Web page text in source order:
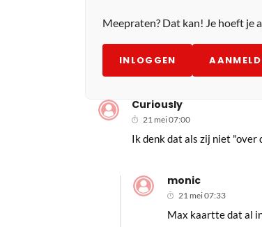
Meepraten? Dat kan! Je hoeft je
INLOGGEN
Curiously
21 mei 07:00
Ik denk dat als zij niet "over
monic
21 mei 07:33
Max kaartte dat al